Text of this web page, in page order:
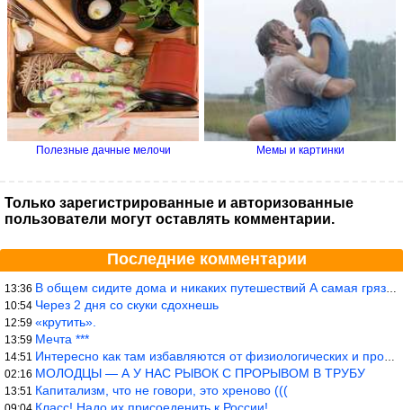
Посмотри супертемы